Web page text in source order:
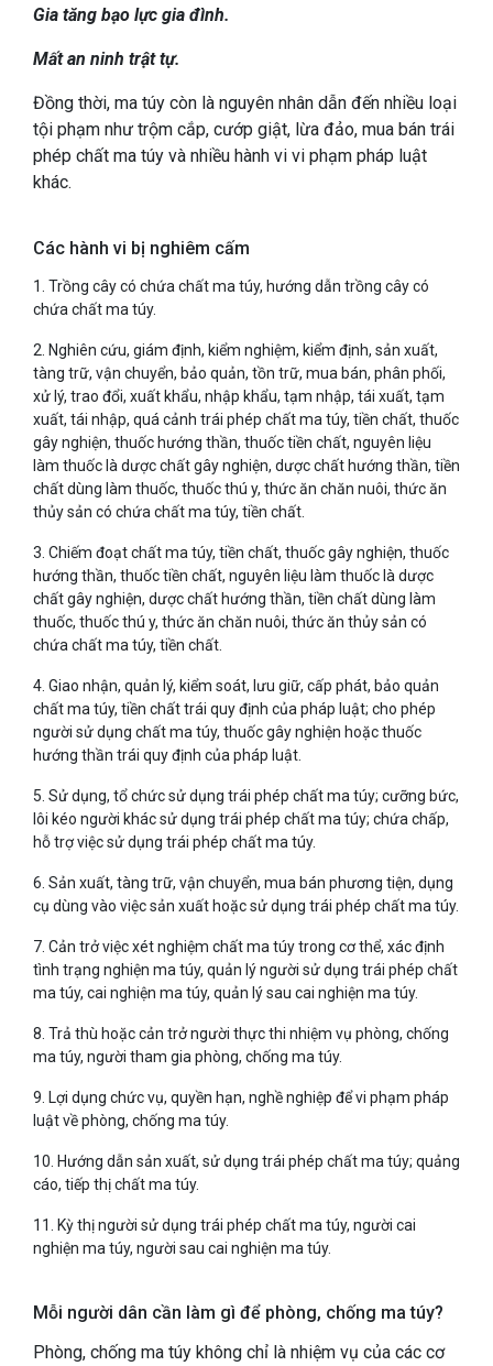
Gia tăng bạo lực gia đình.
Mất an ninh trật tự.
Đồng thời, ma túy còn là nguyên nhân dẫn đến nhiều loại
tội phạm như trộm cắp, cướp giật, lừa đảo, mua bán trái
phép chất ma túy và nhiều hành vi vi phạm pháp luật
khác.
Các hành vi bị nghiêm cấm
1. Trồng cây có chứa chất ma túy, hướng dẫn trồng cây có
chứa chất ma túy.
2. Nghiên cứu, giám định, kiểm nghiệm, kiểm định, sản xuất,
tàng trữ, vận chuyển, bảo quản, tồn trữ, mua bán, phân phối,
xử lý, trao đổi, xuất khẩu, nhập khẩu, tạm nhập, tái xuất, tạm
xuất, tái nhập, quá cảnh trái phép chất ma túy, tiền chất, thuốc
gây nghiện, thuốc hướng thần, thuốc tiền chất, nguyên liệu
làm thuốc là dược chất gây nghiện, dược chất hướng thần, tiền
chất dùng làm thuốc, thuốc thú y, thức ăn chăn nuôi, thức ăn
thủy sản có chứa chất ma túy, tiền chất.
3. Chiếm đoạt chất ma túy, tiền chất, thuốc gây nghiện, thuốc
hướng thần, thuốc tiền chất, nguyên liệu làm thuốc là dược
chất gây nghiện, dược chất hướng thần, tiền chất dùng làm
thuốc, thuốc thú y, thức ăn chăn nuôi, thức ăn thủy sản có
chứa chất ma túy, tiền chất.
4. Giao nhận, quản lý, kiểm soát, lưu giữ, cấp phát, bảo quản
chất ma túy, tiền chất trái quy định của pháp luật; cho phép
người sử dụng chất ma túy, thuốc gây nghiện hoặc thuốc
hướng thần trái quy định của pháp luật.
5. Sử dụng, tổ chức sử dụng trái phép chất ma túy; cưỡng bức,
lôi kéo người khác sử dụng trái phép chất ma túy; chứa chấp,
hỗ trợ việc sử dụng trái phép chất ma túy.
6. Sản xuất, tàng trữ, vận chuyển, mua bán phương tiện, dụng
cụ dùng vào việc sản xuất hoặc sử dụng trái phép chất ma túy.
7. Cản trở việc xét nghiệm chất ma túy trong cơ thể, xác định
tình trạng nghiện ma túy, quản lý người sử dụng trái phép chất
ma túy, cai nghiện ma túy, quản lý sau cai nghiện ma túy.
8. Trả thù hoặc cản trở người thực thi nhiệm vụ phòng, chống
ma túy, người tham gia phòng, chống ma túy.
9. Lợi dụng chức vụ, quyền hạn, nghề nghiệp để vi phạm pháp
luật về phòng, chống ma túy.
10. Hướng dẫn sản xuất, sử dụng trái phép chất ma túy; quảng
cáo, tiếp thị chất ma túy.
11. Kỳ thị người sử dụng trái phép chất ma túy, người cai
nghiện ma túy, người sau cai nghiện ma túy.
Mỗi người dân cần làm gì để phòng, chống ma túy?
Phòng, chống ma túy không chỉ là nhiệm vụ của các cơ